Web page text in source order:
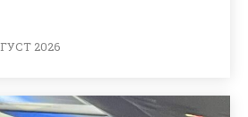
2026